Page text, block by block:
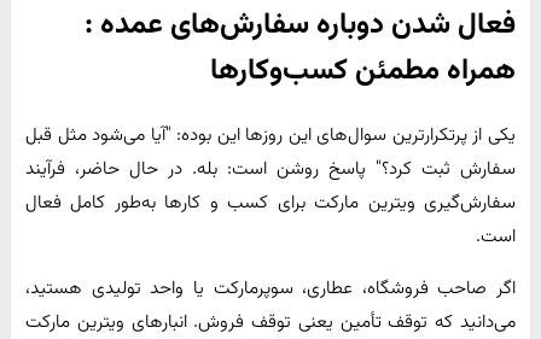
فعال شدن دوباره سفارش‌های عمده :
همراه مطمئن کسب‌وکارها
یکی از پرتکرارترین سوال‌های این روزها این بوده: "آیا می‌شود مثل قبل
سفارش ثبت کرد؟" پاسخ روشن است: بله. در حال حاضر، فرآیند
سفارش‌گیری ویترین مارکت برای کسب و کارها به‌طور کامل فعال
است.
اگر صاحب فروشگاه، عطاری، سوپرمارکت یا واحد تولیدی هستید،
می‌دانید که توقف تأمین یعنی توقف فروش. انبارهای ویترین مارکت